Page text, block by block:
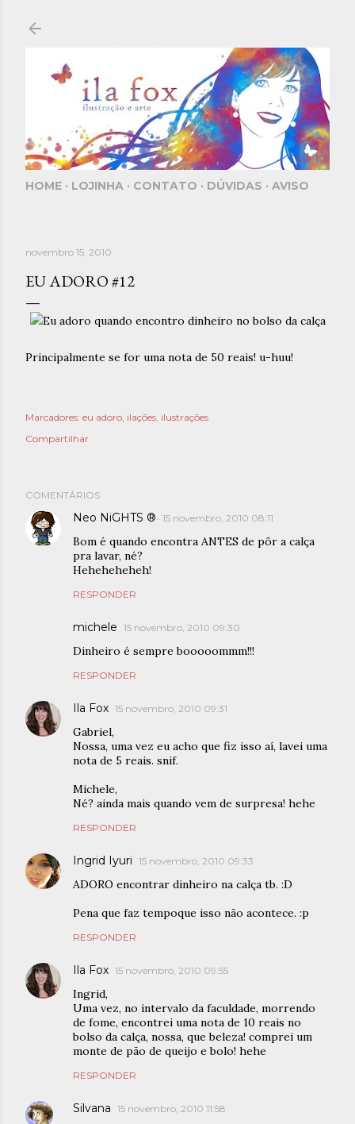
HOME LOJINHA CONTATO DÚVIDAS AVISO
novembro 15, 2010
EU ADORO #12
Principalmente se for uma nota de 50 reais! u-huu!
Marcadores: eu adoro ilações ilustrações
Compartilhar
COMENTÁRIOS
Neo NiGHTS ® 15 novembro, 2010 08:11
Bom é quando encontra ANTES de pôr a calça
pra lavar, né?
Heheheheheh!
RESPONDER
michele 15 novembro, 2010 09:30
Dinheiro é sempre booooommm!!!
RESPONDER
Ila Fox 15 novembro, 2010 09:31
Gabriel,
Nossa, uma vez eu acho que fiz isso aí, lavei uma
nota de 5 reais. snif.
Michele,
Né? ainda mais quando vem de surpresa! hehe
RESPONDER
Ingrid Iyuri 15 novembro, 2010 09:33
ADORO encontrar dinheiro na calça tb. :D
Pena que faz tempoque isso não acontece. :p
RESPONDER
Ila Fox 15 novembro, 2010 09:55
Ingrid,
Uma vez, no intervalo da faculdade, morrendo
de fome, encontrei uma nota de 10 reais no
bolso da calça, nossa, que beleza! comprei um
monte de pão de queijo e bolo! hehe
RESPONDER
Silvana 15 novembro, 2010 11:58